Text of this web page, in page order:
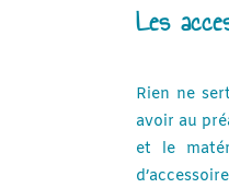
Les
Rien ne
avoir au
et le